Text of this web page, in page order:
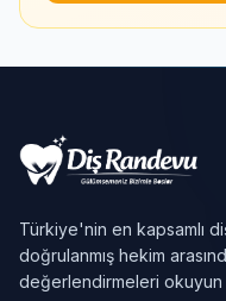
Türkiye'nin en kapsamlı
doğrulanmış hekim
değerlendirmeleri okuyun